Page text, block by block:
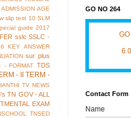
ADMISSION AGE
slip test 10 SLM
guide 2017
sslc SSLC -
KEY ANSWER
sur plus
- FORMAT TDS
- II
TERM -
TV NEWS
TN GOV - ALL
EXAM
TNSED
GO NO 264
Contact Form
Name